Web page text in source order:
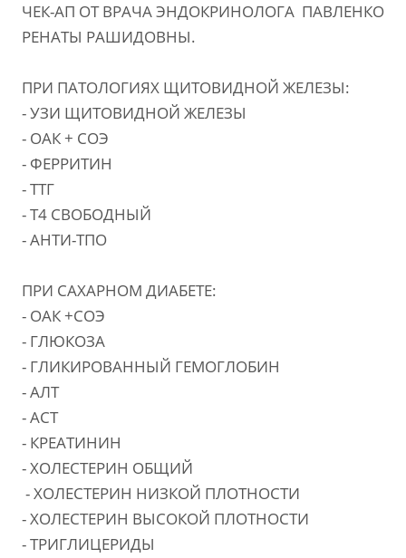
ЧЕК-АП ОТ ВРАЧА ЭНДОКРИНОЛОГА ПАВЛЕНКО
РЕНАТЫ РАШИДОВНЫ.
ПРИ ПАТОЛОГИЯХ ЩИТОВИДНОЙ ЖЕЛЕЗЫ:
- УЗИ ЩИТОВИДНОЙ ЖЕЛЕЗЫ
- ОАК + СОЭ
- ФЕРРИТИН
- ТТГ
- Т4 СВОБОДНЫЙ
- АНТИ-ТПО
ПРИ САХАРНОМ ДИАБЕТЕ:
- ОАК +СОЭ
- ГЛЮКОЗА
- ГЛИКИРОВАННЫЙ ГЕМОГЛОБИН
- АЛТ
- АСТ
- КРЕАТИНИН
- ХОЛЕСТЕРИН ОБЩИЙ
- ХОЛЕСТЕРИН НИЗКОЙ ПЛОТНОСТИ
- ХОЛЕСТЕРИН ВЫСОКОЙ ПЛОТНОСТИ
- ТРИГЛИЦЕРИДЫ